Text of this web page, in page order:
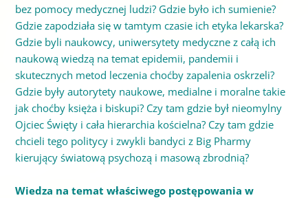
bez pomocy medycznej ludzi? Gdzie było ich sumienie?
Gdzie zapodziała się w tamtym czasie ich etyka lekarska?
Gdzie byli naukowcy, uniwersytety medyczne z całą ich
naukową wiedzą na temat epidemii, pandemii i
skutecznych metod leczenia choćby zapalenia oskrzeli?
Gdzie były autorytety naukowe, medialne i moralne takie
jak choćby księża i biskupi? Czy tam gdzie był nieomylny
Ojciec Święty i cała hierarchia kościelna? Czy tam gdzie
chcieli tego politycy i zwykli bandyci z Big Pharmy
kierujący światową psychozą i masową zbrodnią?
Wiedza na temat właściwego postępowania w